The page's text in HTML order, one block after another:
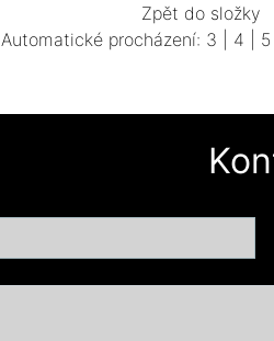
Zpět do složky
Automatické procházení: 3 4 5